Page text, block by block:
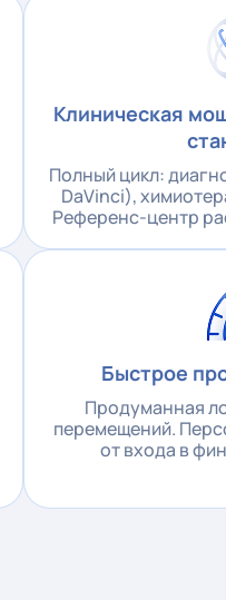
Клиническая
Полный цикл:
DaVinci),
Референс-центр
Быстрое
Продуманная
перемещений.
от входа в